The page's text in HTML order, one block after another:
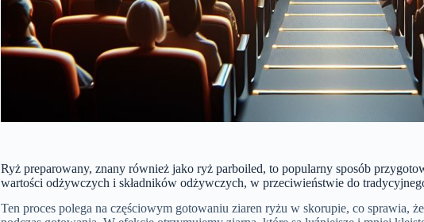
Ryż preparowany, znany również jako ryż parboiled, to popularny sposób
wartości odżywczych i składników odżywczych, w przeciwieństwie do
Ten proces polega na częściowym gotowaniu ziaren ryżu w skorupie, co sprawia,